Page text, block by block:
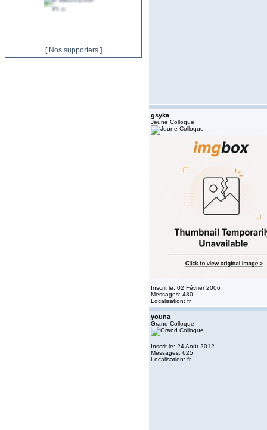
[ Nos supporters]
gsyka
Jeune Colloque
Inscrit le: 02 Février 2006
Messages: 480
Localisation: fr
youna
Grand Colloque
Inscrit le: 24 Août 2012
Messages: 625
Localisation: fr